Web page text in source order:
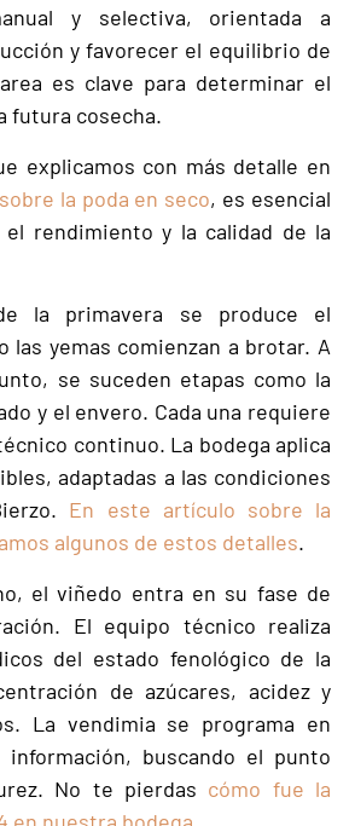
y selectiva, orientada a
y favorecer el equilibrio de
es clave para determinar el
futura cosecha.
explicamos con más detalle en
la poda en seco, es esencial
rendimiento y la calidad de la
la primavera se produce el
las yemas comienzan a brotar. A
se suceden etapas como la
y el envero. Cada una requiere
continuo. La bodega aplica
adaptadas a las condiciones
En este artículo sobre la
algunos de estos detalles.
el viñedo entra en su fase de
El equipo técnico realiza
del estado fenológico de la
de azúcares, acidez y
La vendimia se programa en
buscando el punto
No te pierdas cómo fue la
en nuestra bodega